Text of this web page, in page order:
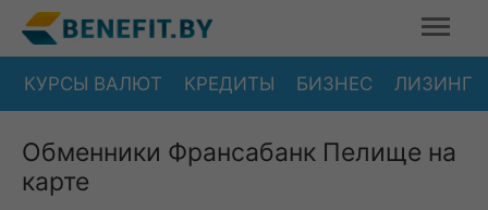
КУРСЫ ВАЛЮТ КРЕДИТЫ БИЗНЕС ЛИЗИНГ
Обменники Франсабанк Пелище на
карте